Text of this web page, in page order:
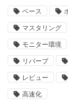
ベース
マスタリング
モニター環境
リバーブ
レビュー
高速化